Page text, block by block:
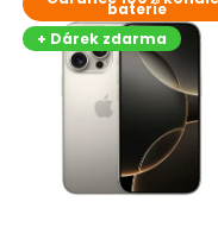
d
d
baterie
+ Dárek zdarma